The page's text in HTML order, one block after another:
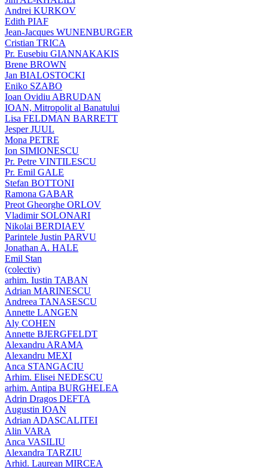
Andrei KURKOV
Edith PIAF
Jean-Jacques WUNENBURGER
Cristian TRICA
Pr. Eusebiu GIANNAKAKIS
Brene BROWN
Jan BIALOSTOCKI
Eniko SZABO
Ioan Ovidiu ABRUDAN
IOAN, Mitropolit al Banatului
Lisa FELDMAN BARRETT
Jesper JUUL
Mona PETRE
Ion SIMIONESCU
Pr. Petre VINTILESCU
Pr. Emil GALE
Stefan BOTTONI
Ramona GABAR
Preot Gheorghe ORLOV
Vladimir SOLONARI
Nikolai BERDIAEV
Parintele Justin PARVU
Jonathan A. HALE
Emil Stan
(colectiv)
arhim. Iustin TABAN
Adrian MARINESCU
Andreea TANASESCU
Annette LANGEN
Aly COHEN
Annette BJERGFELDT
Alexandru ARAMA
Alexandru MEXI
Anca STANGACIU
Arhim. Elisei NEDESCU
arhim. Antipa BURGHELEA
Adrin Dragos DEFTA
Augustin IOAN
Adrian ADASCALITEI
Alin VARA
Anca VASILIU
Alexandra TARZIU
Arhid. Laurean MIRCEA